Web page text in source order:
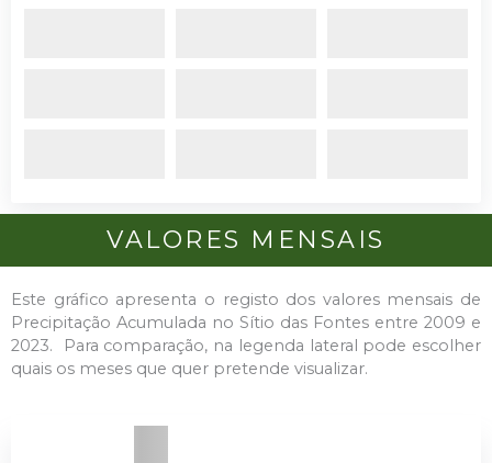
VALORES MENSAIS
Este gráfico apresenta o registo dos valores mensais de
Precipitação Acumulada no Sítio das Fontes entre 2009 e
2023. Para comparação, na legenda lateral pode escolher
quais os meses que quer pretende visualizar.